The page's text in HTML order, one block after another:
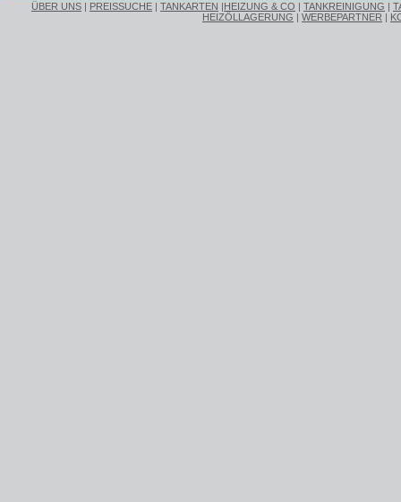
ÜBER UNS | PREISSUCHE | TANKARTEN |HEIZUNG & CO | TANKREINIGUNG |
HEIZÖLLAGERUNG | WERBEPARTNER |